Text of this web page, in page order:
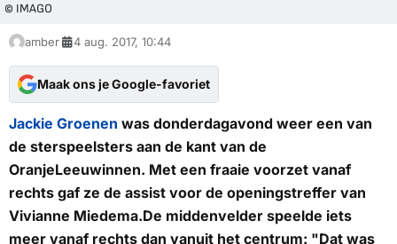
© IMAGO
amber 4 aug. 2017, 10:44
Maak ons je Google-favoriet
Jackie Groenen was donderdagavond weer een van
de sterspeelsters aan de kant van de
OranjeLeeuwinnen. Met een fraaie voorzet vanaf
rechts gaf ze de assist voor de openingstreffer van
Vivianne Miedema.De middenvelder speelde iets
meer vanaf rechts dan vanuit het centrum: "Dat was